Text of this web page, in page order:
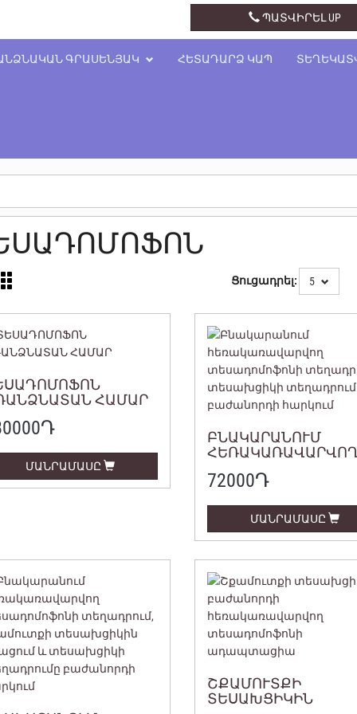
ՊԱՏՎԻՐԵԼ UP
ԳՐԱՍԵՆՅԱԿ ՀԵՏԱԴԱՐՁ ԿԱՊ
Ցուցադրել: 5
ՀԱՄԱՐ
Դ
ՄԱՆՐԱՄԱՍԸ
ԲՆԱԿԱՐԱՆՈՒՄ
ՏԵՂԱԴՐՈՒՄ,
ՏԵՂԱԴՐՈՒՄԸ
ԲԱԺԱՆՈՐԴԻ
72000Դ
ՄԱՆՐԱՄԱՍԸ
ՇՔԱՄՈՒՏՔԻ
ՏԵՍԱԽՑԻԿԻՆ